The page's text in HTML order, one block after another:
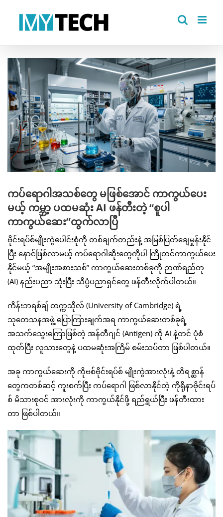
View
Larger
Image
ကပ်ရောဂါအသစ်တွေ မဖြစ်အောင် ကာကွယ်ပေး
မယ့် ကမ္ဘာ့ ပထမဆုံး AI ဖန်တီးတဲ့ “စူပါ
ကာကွယ်ဆေး”ထွက်လာပြီ
ဗိုင်းရပ်စ်မျိုးကွဲပေါင်းစုံကို တစ်ချက်တည်းနဲ့ အမြစ်ပြတ်ချေမှုန်းနိုင်
ပြီး နောင်ဖြစ်လာမယ့် ကပ်ရောဂါဆိုးတွေကိုပါ ကြိုတင်ကာကွယ်ပေး
နိုင်မယ့် “အမျိုးအစားသစ်” ကာကွယ်ဆေးတစ်ခုကို ဉာဏ်ရည်တု
(AI) နည်းပညာ သုံးပြီး သိပ္ပံပညာရှင်တွေ ဖန်တီးလိုက်ပါတယ်။
ကိန်းဘရစ်ချ် တက္ကသိုလ် (University of Cambridge) ရဲ့
သုတေသနအဖွဲ့ ပြောကြားချက်အရ ကာကွယ်ဆေးတစ်ခုရဲ့
အသက်သွေးကြောဖြစ်တဲ့ အန်တီဂျင် (Antigen) ကို AI နဲ့တင် ပုံစံ
ထုတ်ပြီး လူသားတွေနဲ့ ပထမဆုံးအကြိမ် စမ်းသပ်တာ ဖြစ်ပါတယ်။
အခု ကာကွယ်ဆေးကို ကိုဗစ်ဗိုင်းရပ်စ် မျိုးကွဲအားလုံးနဲ့ တိရစ္ဆာန်
တွေကတစ်ဆင့် ကူးစက်ပြီး ကပ်ရောဂါ ဖြစ်လာနိုင်တဲ့ ကိုရိုနာဗိုင်းရပ်
စ် မိသားစုဝင် အားလုံးကို ကာကွယ်နိုင်ဖို့ ရည်ရွယ်ပြီး ဖန်တီးထား
တာ ဖြစ်ပါတယ်။